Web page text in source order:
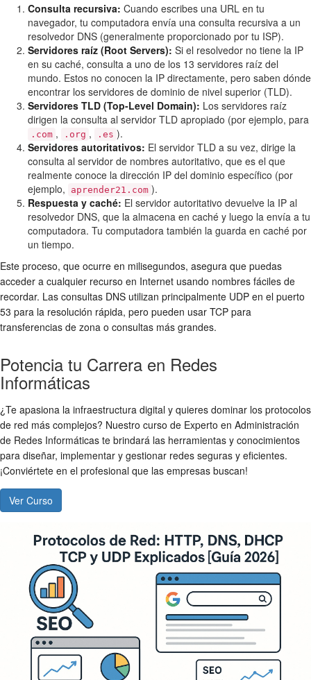
Consulta recursiva: Cuando escribes una URL en tu
navegador, tu computadora envía una consulta recursiva a un
resolvedor DNS (generalmente proporcionado por tu ISP).
Servidores raíz (Root Servers): Si el resolvedor no tiene la IP
en su caché, consulta a uno de los 13 servidores raíz del
mundo. Estos no conocen la IP directamente, pero saben dónde
encontrar los servidores de dominio de nivel superior (TLD).
Servidores TLD (Top-Level Domain): Los servidores raíz
dirigen la consulta al servidor TLD apropiado (por ejemplo, para
.com , .org , .es ).
Servidores autoritativos: El servidor TLD a su vez, dirige la
consulta al servidor de nombres autoritativo, que es el que
realmente conoce la dirección IP del dominio específico (por
ejemplo,
aprender21.com ).
Respuesta y caché: El servidor autoritativo devuelve la IP al
resolvedor DNS, que la almacena en caché y luego la envía a tu
computadora. Tu computadora también la guarda en caché por
un tiempo.
Este proceso, que ocurre en milisegundos, asegura que puedas
acceder a cualquier recurso en Internet usando nombres fáciles de
recordar. Las consultas DNS utilizan principalmente UDP en el puerto
53 para la resolución rápida, pero pueden usar TCP para
transferencias de zona o consultas más grandes.
Potencia tu Carrera en Redes
Informáticas
¿Te apasiona la infraestructura digital y quieres dominar los protocolos
de red más complejos? Nuestro curso de Experto en Administración
de Redes Informáticas te brindará las herramientas y conocimientos
para diseñar, implementar y gestionar redes seguras y eficientes.
¡Conviértete en el profesional que las empresas buscan!
Ver Curso